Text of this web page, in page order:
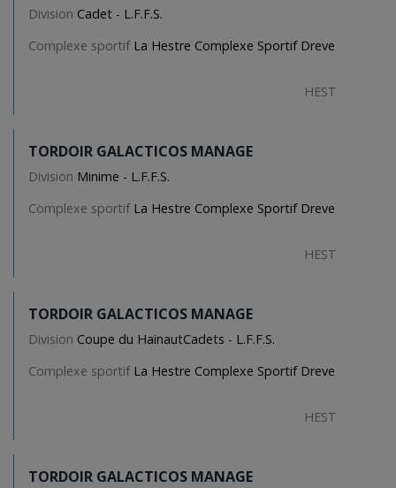
Division Cadet - L.F.F.S.
Complexe sportif La Hestre Complexe Sportif Dreve
HEST
TORDOIR GALACTICOS MANAGE
Division Minime - L.F.F.S.
Complexe sportif La Hestre Complexe Sportif Dreve
HEST
TORDOIR GALACTICOS MANAGE
Division Coupe du HainautCadets - L.F.F.S.
Complexe sportif La Hestre Complexe Sportif Dreve
HEST
TORDOIR GALACTICOS MANAGE